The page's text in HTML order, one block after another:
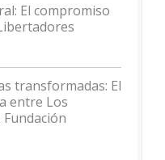
El compromiso
transformadas: El
entre Los